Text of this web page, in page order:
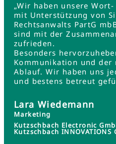
„Wir haben unsere
mit Unterstützung von
Rechtsanwalts PartG
sind mit der
zufrieden.
Besonders
Kommunikation und der
Ablauf. Wir haben uns
und bestens betreut
Lara Wiedemann
Marketing
Kutzschbach Electronic
Kutzschbach INNOVATIONS